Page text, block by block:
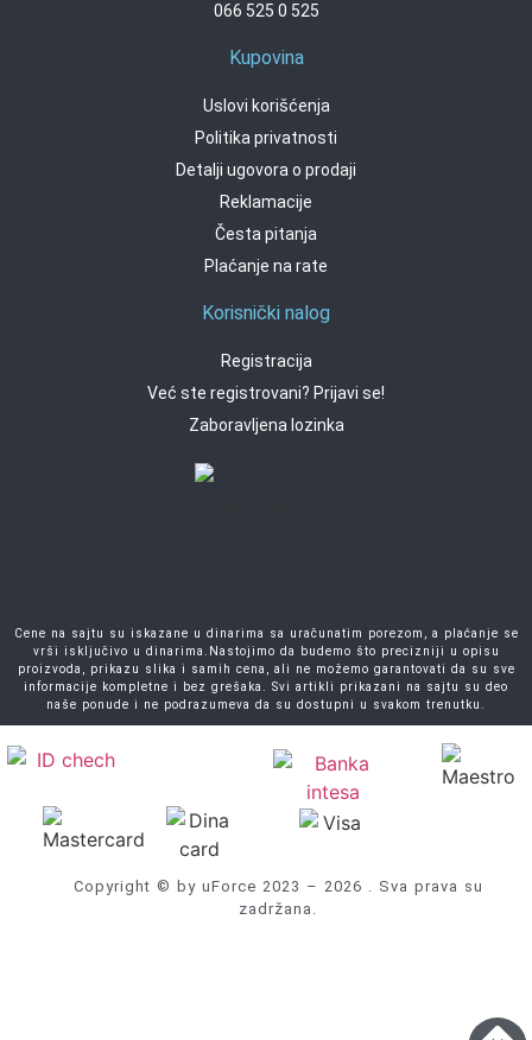
066 525 0 525
Kupovina
Uslovi korišćenja
Politika privatnosti
Detalji ugovora o prodaji
Reklamacije
Česta pitanja
Plaćanje na rate
Korisnički nalog
Registracija
Već ste registrovani? Prijavi se!
Zaboravljena lozinka
Cene na sajtu su iskazane u dinarima sa uračunatim porezom, a plaćanje se
vrši isključivo u dinarima.Nastojimo da budemo što precizniji u opisu
proizvoda, prikazu slika i samih cena, ali ne možemo garantovati da su sve
informacije kompletne i bez grešaka. Svi artikli prikazani na sajtu su deo
naše ponude i ne podrazumeva da su dostupni u svakom trenutku.
Copyright © by uForce 2023 – 2026 . Sva prava su
zadržana.